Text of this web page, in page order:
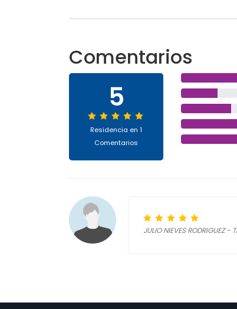
Comentarios
5
Residencia en 1
Comentarios
JULIO NIEVES RODRIGUEZ